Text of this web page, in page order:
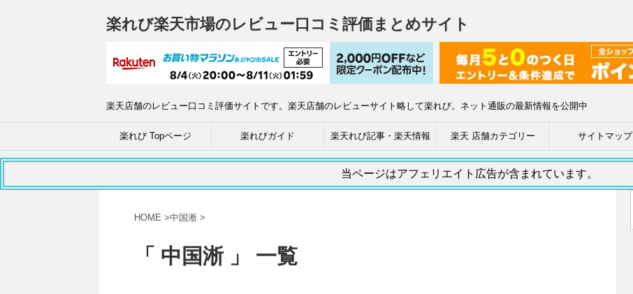
楽れび楽天市場のレビュー口コミ評価まとめサイト
楽天店舗のレビュー口コミ評価サイトです。楽天店舗のレビューサイト略して楽れび。ネット通販の最新情報を公開中
楽れび Topページ 楽れびガイド 楽天れび記事・楽天情報 楽天 店舗カテゴリー サイトマップ
当ページはアフェリエイト広告が含まれています。
HOME >中国淅 >
「 中国淅 」 一覧